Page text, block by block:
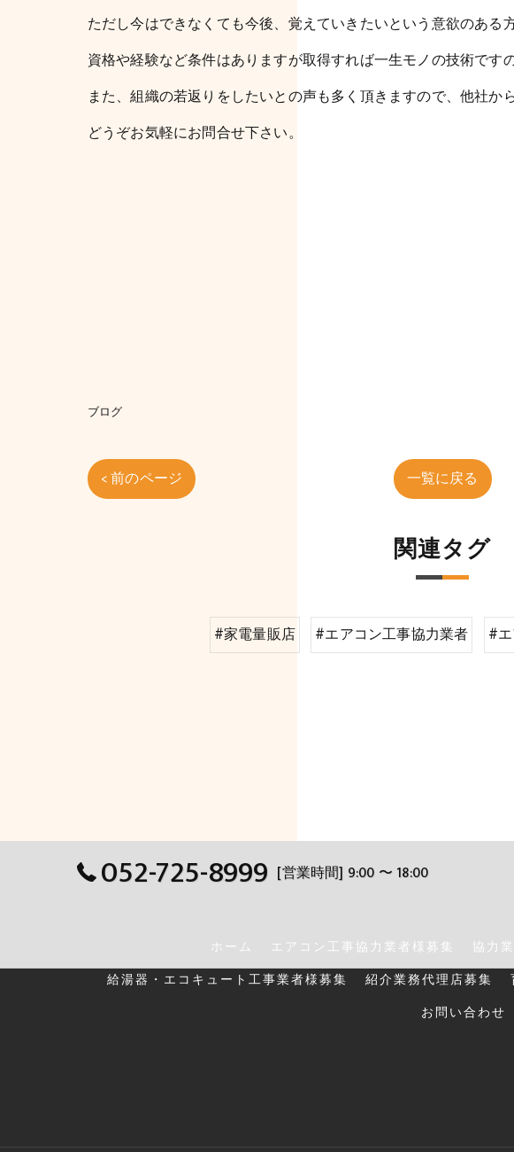
ただし今はできなくても今後、覚えていきたいという意欲のある
資格や経験など条件はありますが取得すれば一生モノの技術です
また、組織の若返りをしたいとの声も多く頂きますので、他社か
どうぞお気軽にお問合せ下さい。
ブログ
< 前のページ 一覧に戻る
関連タグ
#家電量販店 #エアコン工事協力業者 #
052-725-8999 [営業時間] 9:00 〜 18:00
ホーム エアコン工事協力業者様募集 協力
給湯器・エコキュート工事業者様募集
紹介業務代理店募集
お問い合わせ